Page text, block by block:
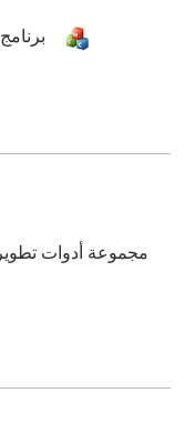
برنامج SamplePro (عام) الإصدار 1.0.40.0